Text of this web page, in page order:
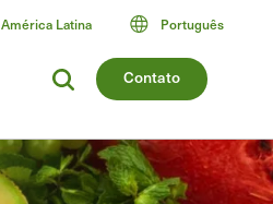
Contato
América Latina Português